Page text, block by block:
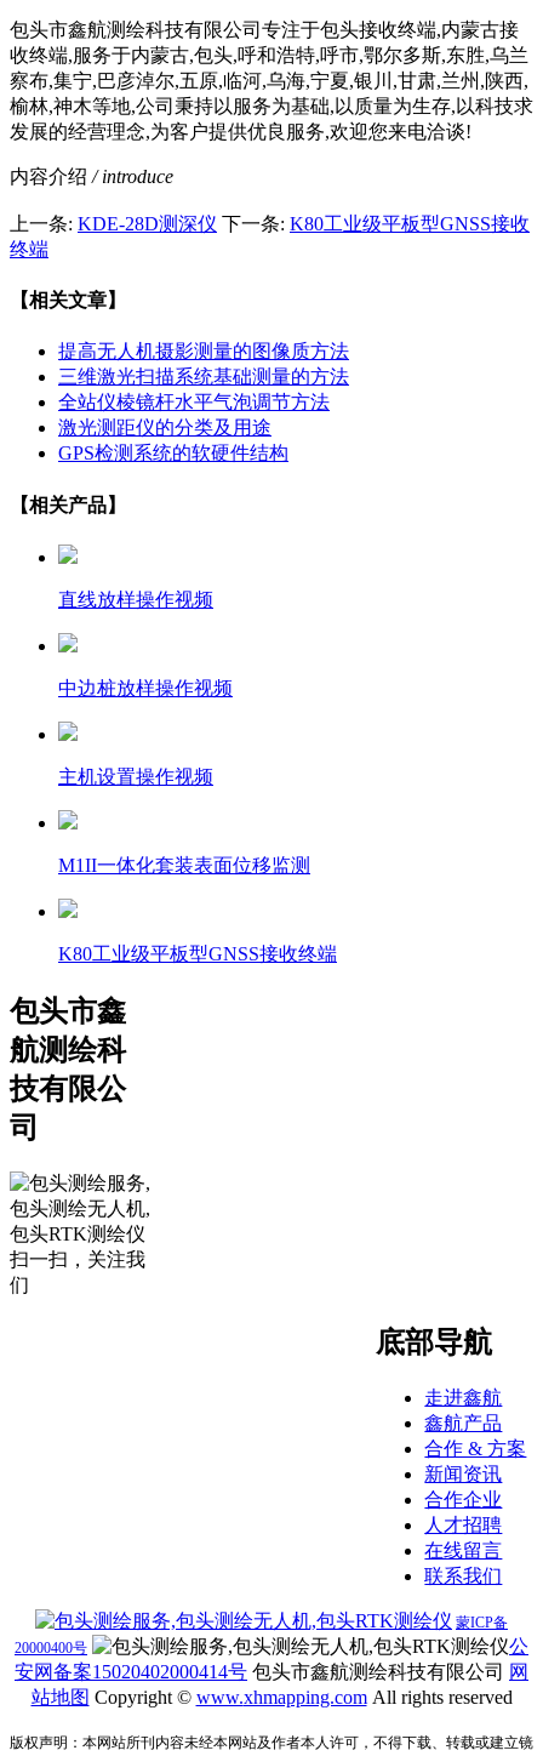
包头市鑫航测绘科技有限公司专注于包头接收终端,内蒙古接
收终端,服务于内蒙古,包头,呼和浩特,呼市,鄂尔多斯,东胜,乌兰
察布,集宁,巴彦淖尔,五原,临河,乌海,宁夏,银川,甘肃,兰州,陕西,
榆林,神木等地,公司秉持以服务为基础,以质量为生存,以科技求
发展的经营理念,为客户提供优良服务,欢迎您来电洽谈!
内容介绍 / introduce
上一条: KDE-28D测深仪 下一条: K80工业级平板型GNSS接收
终端
【相关文章】
提高无人机摄影测量的图像质方法
三维激光扫描系统基础测量的方法
全站仪棱镜杆水平气泡调节方法
激光测距仪的分类及用途
GPS检测系统的软硬件结构
【相关产品】
直线放样操作视频
中边桩放样操作视频
主机设置操作视频
M1II一体化套装表面位移监测
K80工业级平板型GNSS接收终端
包头市鑫
航测绘科
技有限公
司
扫一扫，关注我
们
底部导航
走进鑫航
鑫航产品
合作 & 方案
新闻资讯
合作企业
人才招聘
在线留言
联系我们
蒙ICP备
20000400号
公
安网备案15020402000414号 包头市鑫航测绘科技有限公司 网
站地图 Copyright © www.xhmapping.comAll rights reserved
版权声明：本网站所刊内容未经本网站及作者本人许可，不得下载、转载或建立镜